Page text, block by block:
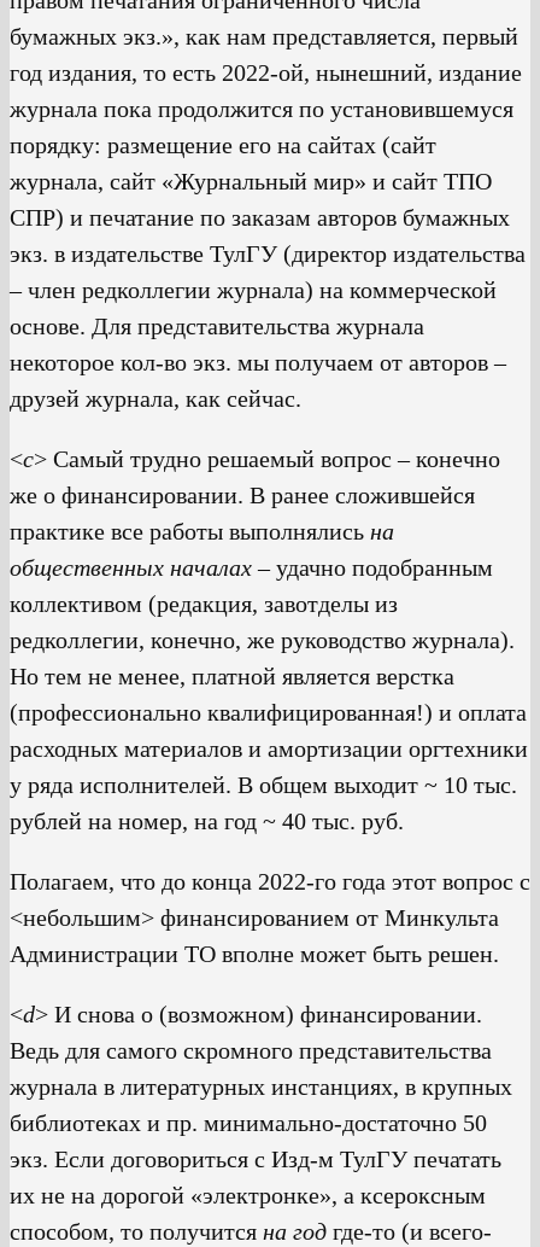
бумажных экз.», как нам представляется, первый
год издания, то есть 2022-ой, нынешний, издание
журнала пока продолжится по установившемуся
порядку: размещение его на сайтах (сайт
журнала, сайт «Журнальный мир» и сайт ТПО
СПР) и печатание по заказам авторов бумажных
экз. в издательстве ТулГУ (директор издательства
– член редколлегии журнала) на коммерческой
основе. Для представительства журнала
некоторое кол-во экз. мы получаем от авторов –
друзей журнала, как сейчас.
<с> Самый трудно решаемый вопрос – конечно
же о финансировании. В ранее сложившейся
практике все работы выполнялись на
общественных началах– удачно подобранным
коллективом (редакция, завотделы из
редколлегии, конечно, же руководство журнала).
Но тем не менее, платной является верстка
(профессионально квалифицированная!) и оплата
расходных материалов и амортизации оргтехники
у ряда исполнителей. В общем выходит ~ 10 тыс.
рублей на номер, на год ~ 40 тыс. руб.
Полагаем, что до конца 2022-го года этот вопрос с
<небольшим> финансированием от Минкульта
Администрации ТО вполне может быть решен.
<d> И снова о (возможном) финансировании.
Ведь для самого скромного представительства
журнала в литературных инстанциях, в крупных
библиотеках и пр. минимально-достаточно 50
экз. Если договориться с Изд-м ТулГУ печатать
их не на дорогой «электронке», а ксероксным
способом, то получится на год где-то (и всего-